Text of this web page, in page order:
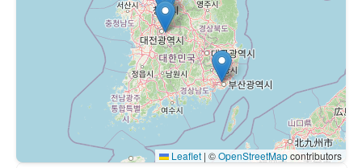
Leaflet | ©OpenStreetMapcontributors